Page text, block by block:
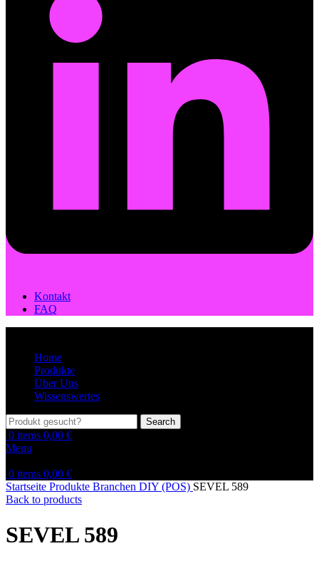
Kontakt
FAQ
Home
Produkte
Über Uns
Wissenswertes
Search
0 items 0,00 €
Menu
0 items 0,00 €
Startseite Produkte Branchen DIY (POS) SEVEL 589
Back to products
SEVEL 589